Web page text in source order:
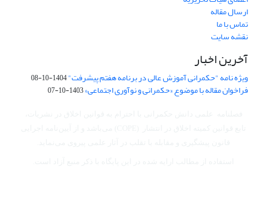
ارسال مقاله
تماس با ما
نقشه سایت
آخرین اخبار
ویژه نامه "حکمرانی آموزش عالی در برنامه هفتم پیشرفت"1404-10-08
فراخوان مقاله با موضوع «حکمرانی و نوآوری اجتماعی»1403-10-07